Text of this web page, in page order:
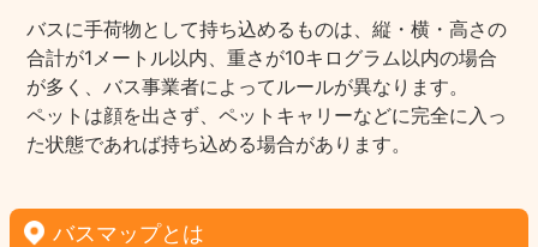
バスに手荷物として持ち込めるものは、縦・横・高さの
合計が1メートル以内、重さが10キログラム以内の場合
が多く、バス事業者によってルールが異なります。
ペットは顔を出さず、ペットキャリーなどに完全に入っ
た状態であれば持ち込める場合があります。
バスマップとは